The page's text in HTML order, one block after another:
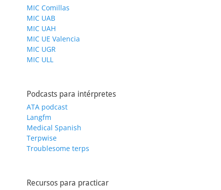
MIC Comillas
MIC UAB
MIC UAH
MIC UE Valencia
MIC UGR
MIC ULL
Podcasts para intérpretes
ATA podcast
Langfm
Medical Spanish
Terpwise
Troublesome terps
Recursos para practicar